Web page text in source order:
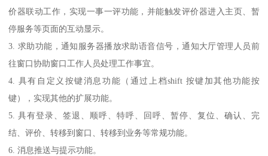
价器联动工作，实现一事一评功能，并能触发评价器进入主页、暂
停服务等页面的互动显示。
3. 求助功能，通知服务器播放求助语音信号，通知大厅管理人员前
往窗口协助窗口工作人员处理工作事宜。
4. 具有自定义按键消息功能（通过上档shift 按键加其他功能按
键），实现其他的扩展功能。
5. 具有登录、签退、顺呼、特呼、回呼、暂停、复位、确认、完
结、评价、转移到窗口、转移到业务等常规功能。
6. 消息推送与提示功能。